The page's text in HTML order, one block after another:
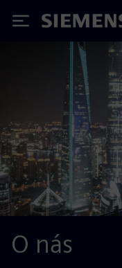
Siemens
O nás